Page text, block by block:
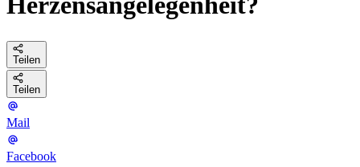
Teilen
Teilen
Mail
Facebook